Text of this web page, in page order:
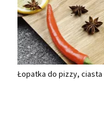
Łopatka do pizzy, ciasta